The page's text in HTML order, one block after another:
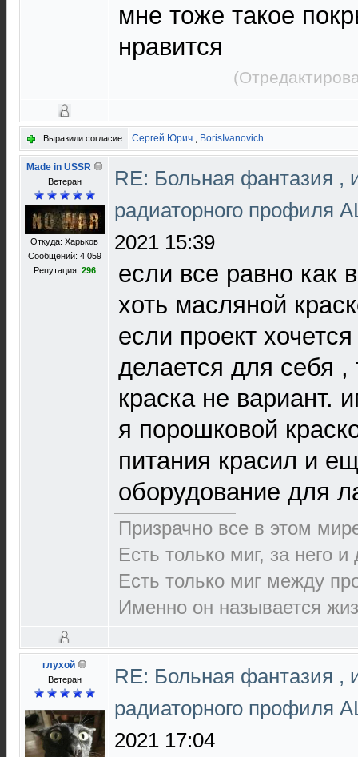
мне тоже такое
нравится
Выразили согласие: Сергей Юрич , BorisIvanovich
Made in USSR
Ветеран
Откуда: Харьков
Сообщений: 4 059
Репутация: 296
RE: Больная фантазия ,
радиаторного профиля
2021 15:39
если все равно как
хоть масляной
если проект
делается для себя
краска не вариант.
я порошковой
питания красил и
оборудование для
Призрачно все в этом
Есть только миг, за него
Есть только миг между
Именно он называется
глухой
Ветеран
RE: Больная фантазия ,
радиаторного профиля
2021 17:04